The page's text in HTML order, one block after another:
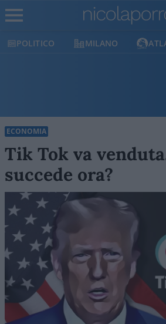
MILANO ATLANTICO
ECONOMIA
Tik Tok va
succede ora?